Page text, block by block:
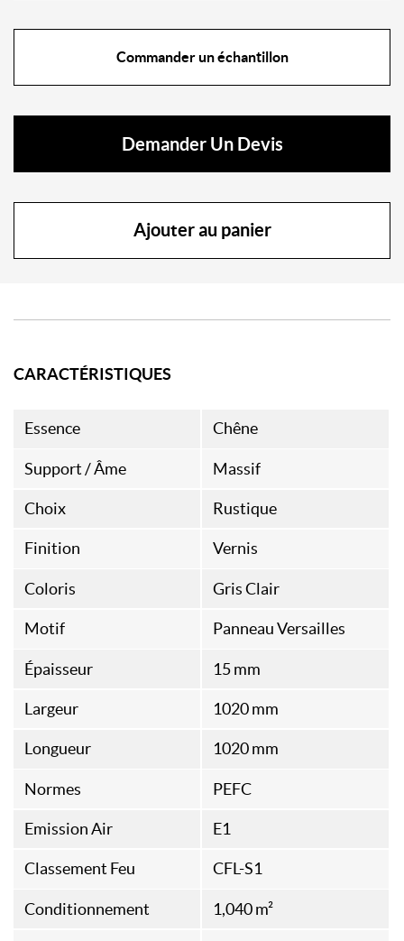
Commander un échantillon
Demander Un Devis
Ajouter au panier
CARACTÉRISTIQUES
Essence Chêne
Support / Âme Massif
Choix Rustique
Finition Vernis
Coloris Gris Clair
Motif Panneau Versailles
Épaisseur 15 mm
Largeur 1020 mm
Longueur 1020 mm
Normes PEFC
Emission Air E1
Classement Feu CFL-S1
Conditionnement 1,040 m²